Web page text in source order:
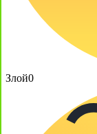
Злой0